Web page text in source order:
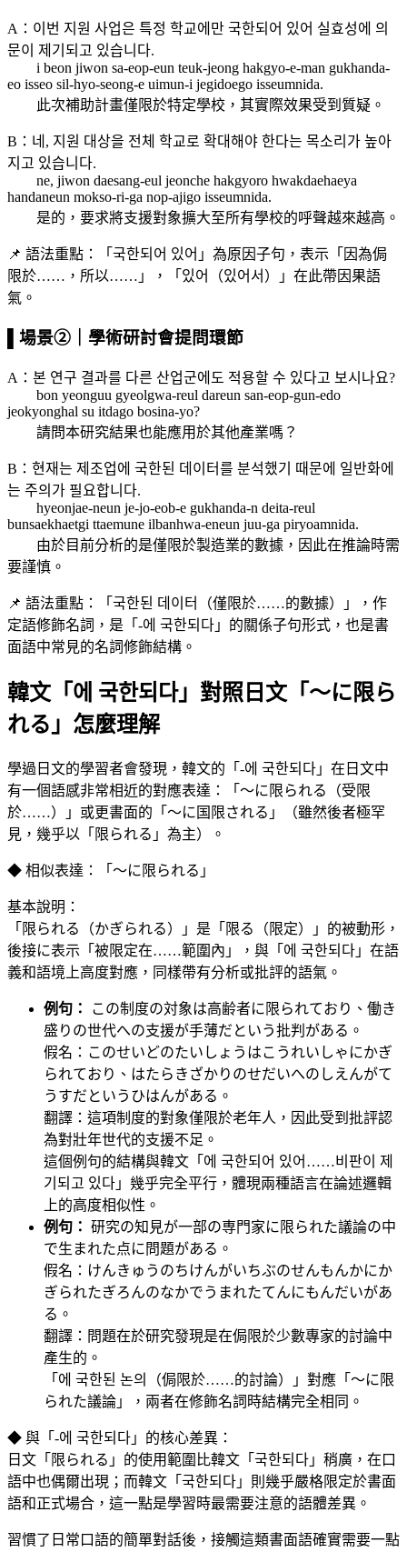
A：이번 지원 사업은 특정 학교에만 국한되어 있어 실효성에 의
문이 제기되고 있습니다.
i beon jiwon sa-eop-eun teuk-jeong hakgyo-e-man gukhanda-
eo isseo sil-hyo-seong-e uimun-i jegidoego isseumnida.
此次補助計畫僅限於特定學校，其實際效果受到質疑。
B：네, 지원 대상을 전체 학교로 확대해야 한다는 목소리가 높아
지고 있습니다.
ne, jiwon daesang-eul jeonche hakgyoro hwakdaehaeya
handaneun mokso-ri-ga nop-ajigo isseumnida.
是的，要求將支援對象擴大至所有學校的呼聲越來越高。
📌 語法重點：「국한되어 있어」為原因子句，表示「因為侷
限於……，所以……」，「있어（있어서）」在此帶因果語
氣。
▌場景②｜學術研討會提問環節
A：본 연구 결과를 다른 산업군에도 적용할 수 있다고 보시나요?
bon yeonguu gyeolgwa-reul dareun san-eop-gun-edo
jeokyonghal su itdago bosina-yo?
請問本研究結果也能應用於其他產業嗎？
B：현재는 제조업에 국한된 데이터를 분석했기 때문에 일반화에
는 주의가 필요합니다.
hyeonjae-neun je-jo-eob-e gukhanda-n deita-reul
bunsaekhaetgi ttaemune ilbanhwa-eneun juu-ga piryoamnida.
由於目前分析的是僅限於製造業的數據，因此在推論時需
要謹慎。
📌 語法重點：「국한된 데이터（僅限於……的數據）」，作
定語修飾名詞，是「-에 국한되다」的關係子句形式，也是書
面語中常見的名詞修飾結構。
韓文「에 국한되다」對照日文「〜に限ら
れる」怎麼理解
學過日文的學習者會發現，韓文的「-에 국한되다」在日文中
有一個語感非常相近的對應表達：「〜に限られる（受限
於……）」或更書面的「〜に国限される」（雖然後者極罕
見，幾乎以「限られる」為主）。
◆ 相似表達：「〜に限られる」
基本說明：
「限られる（かぎられる）」是「限る（限定）」的被動形，
後接に表示「被限定在……範圍內」，與「에 국한되다」在語
義和語境上高度對應，同樣帶有分析或批評的語氣。
例句：
この制度の対象は高齢者に限られており、働き
盛りの世代への支援が手薄だという批判がある。
假名：このせいどのたいしょうはこうれいしゃにかぎ
られており、はたらきざかりのせだいへのしえんがて
うすだというひはんがある。
翻譯：這項制度的對象僅限於老年人，因此受到批評認
為對壯年世代的支援不足。
這個例句的結構與韓文「에 국한되어 있어……비판이 제
기되고 있다」幾乎完全平行，體現兩種語言在論述邏輯
上的高度相似性。
例句： 研究の知見が一部の専門家に限られた議論の中
で生まれた点に問題がある。
假名：けんきゅうのちけんがいちぶのせんもんかにか
ぎられたぎろんのなかでうまれたてんにもんだいがあ
る。
翻譯：問題在於研究發現是在侷限於少數專家的討論中
產生的。
「에 국한된 논의（侷限於……的討論）」對應「〜に限
られた議論」，兩者在修飾名詞時結構完全相同。
◆ 與「-에 국한되다」的核心差異：
日文「限られる」的使用範圍比韓文「국한되다」稍廣，在口
語中也偶爾出現；而韓文「국한되다」則幾乎嚴格限定於書面
語和正式場合，這一點是學習時最需要注意的語體差異。
習慣了日常口語的簡單對話後，接觸這類書面語確實需要一點